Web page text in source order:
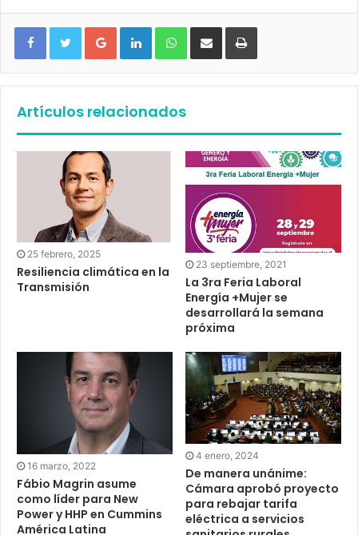
Google+ LinkedIn WhatsApp
Artículos relacionados
25 febrero, 2025
Resiliencia climática en la
Transmisión
23 septiembre, 2021
La 3ra Feria Laboral
Energía +Mujer se
desarrollará la semana
próxima
16 marzo, 2022
Fábio Magrin asume
como líder para New
Power y HHP en Cummins
América Latina
4 enero, 2024
De manera unánime:
Cámara aprobó proyecto
para rebajar tarifa
eléctrica a servicios